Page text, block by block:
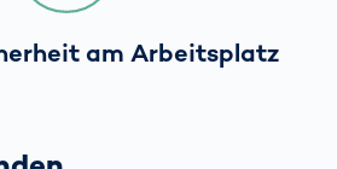
am Arbeitsplatz